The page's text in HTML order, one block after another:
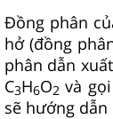
Đồng phân
hở (đồng
phân dẫn
C3H6O2 và
sẽ hướng dẫn